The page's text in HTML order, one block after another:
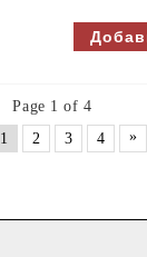
Page 1 of 4
1 2 3 4 »